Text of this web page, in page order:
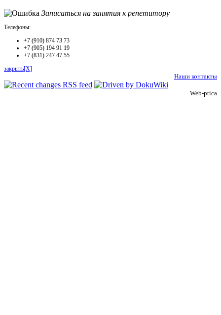
Записаться на занятия к репетитору
Телефоны:
+7 (910) 874 73 73
+7 (905) 194 91 19
+7 (831) 247 47 55
закрыть[X]
Наши контакты
Web-ptica